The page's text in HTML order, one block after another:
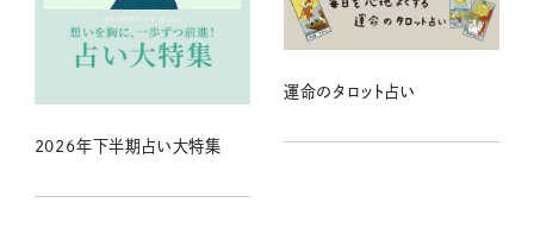
2026年下半期占い大特集
運命のタロット占い